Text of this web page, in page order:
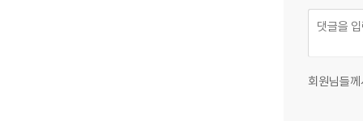
회원님들